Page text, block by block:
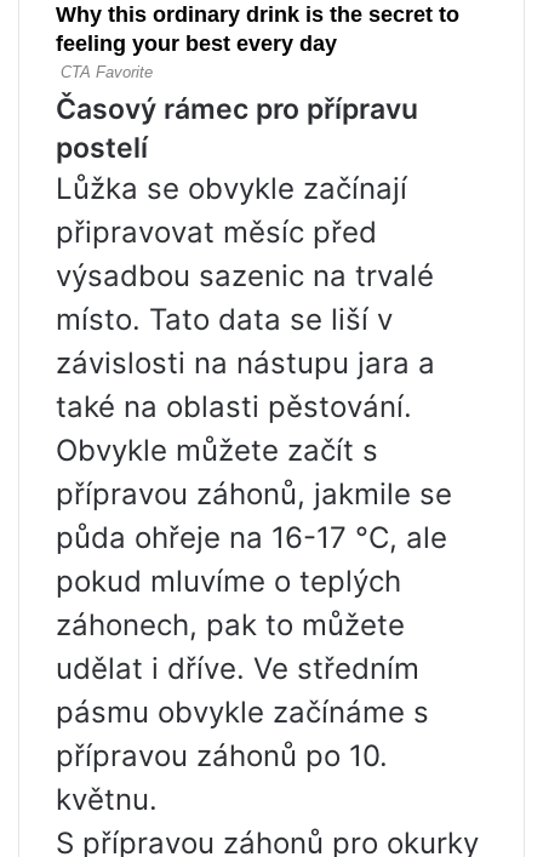
Časový rámec pro přípravu
postelí
Lůžka se obvykle začínají
připravovat měsíc před
výsadbou sazenic na trvalé
místo. Tato data se liší v
závislosti na nástupu jara a
také na oblasti pěstování.
Obvykle můžete začít s
přípravou záhonů, jakmile se
půda ohřeje na 16-17 °C, ale
pokud mluvíme o teplých
záhonech, pak to můžete
udělat i dříve. Ve středním
pásmu obvykle začínáme s
přípravou záhonů po 10.
květnu.
S přípravou záhonů pro okurky